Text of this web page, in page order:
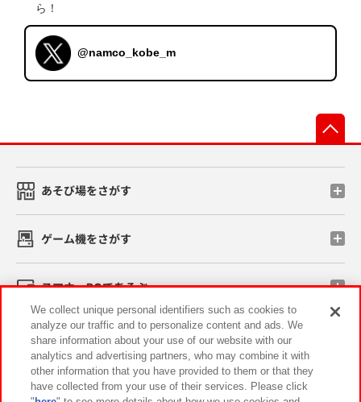
ら！
@namco_kobe_m
あそび場をさがす
ゲーム機をさがす
スマホ・PCであそぶ
イベント・キャンペーン
We collect unique personal identifiers such as cookies to
analyze our traffic and to personalize content and ads. We
share information about your use of our website with our
analytics and advertising partners, who may combine it with
other information that you have provided to them or that they
have collected from your use of their services. Please click